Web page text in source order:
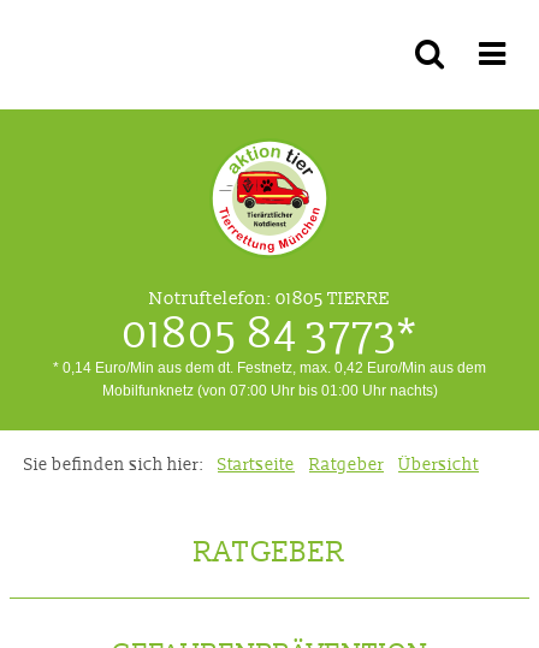
Notruftelefon: 01805 TIERRE
01805 84 3773*
* 0,14 Euro/Min aus dem dt. Festnetz, max. 0,42 Euro/Min aus dem
Mobilfunknetz (von 07:00 Uhr bis 01:00 Uhr nachts)
Sie befinden sich hier: Startseite Ratgeber Übersicht
RATGEBER